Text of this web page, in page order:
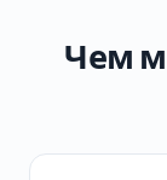
Чем